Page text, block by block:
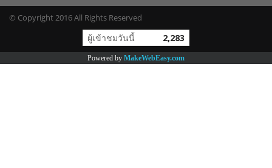
© Copyright 2016 All Rights Reserved
ผู้เข้าชมวันนี้ 2,283
Powered by MakeWebEasy.com